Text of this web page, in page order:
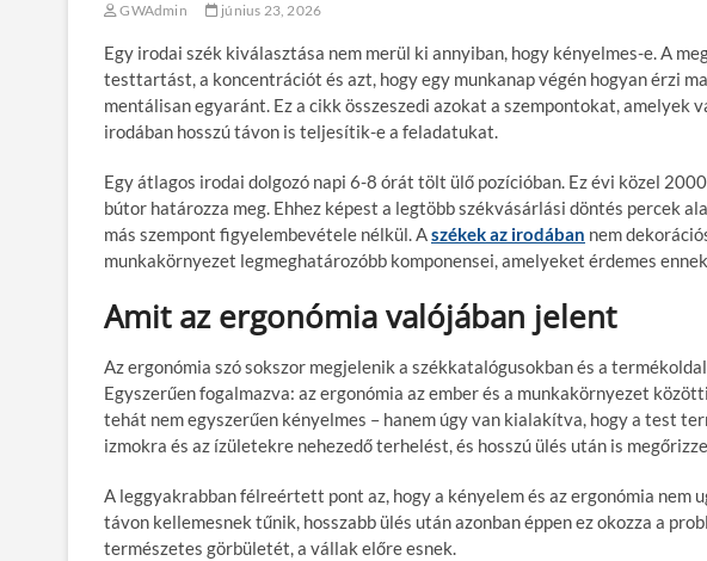
GWAdmin június 23, 2026
Egy irodai szék kiválasztása nem merül ki annyiban, hogy kényelmes-e. A
testtartást, a koncentrációt és azt, hogy egy munkanap végén hogyan érzi
mentálisan egyaránt. Ez a cikk összeszedi azokat a szempontokat, amelyek
irodában hosszú távon is teljesítik-e a feladatukat.
Egy átlagos irodai dolgozó napi 6-8 órát tölt ülő pozícióban. Ez évi közel
bútor határozza meg. Ehhez képest a legtöbb székvásárlási döntés percek
más szempont figyelembevétele nélkül. Aszékek az irodában nem
munkakörnyezet legmeghatározóbb komponensei, amelyeket érdemes
Amit az ergonómia valójában jelent
Azergonómia szó sokszor megjelenik a székkatalógusokban és a
Egyszerűen fogalmazva: az ergonómia az ember és a munkakörnyezet
tehát nem egyszerűen kényelmes – hanem úgy van kialakítva, hogy a test
izmokra és az ízületekre nehezedő terhelést, és hosszú ülés után is
A leggyakrabban félreértett pont az, hogya kényelem és az ergonómia nem
távon kellemesnek tűnik, hosszabb ülés után azonban éppen ez okozza a
természetes görbületét, a vállak előre esnek.